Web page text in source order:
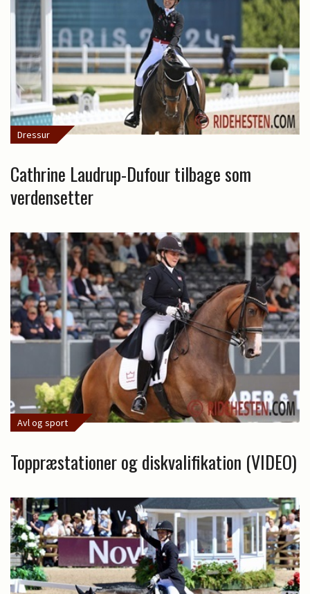
Dressur
Cathrine Laudrup-Dufour tilbage som
verdensetter
Avl og sport
Toppræstationer og diskvalifikation (VIDEO)